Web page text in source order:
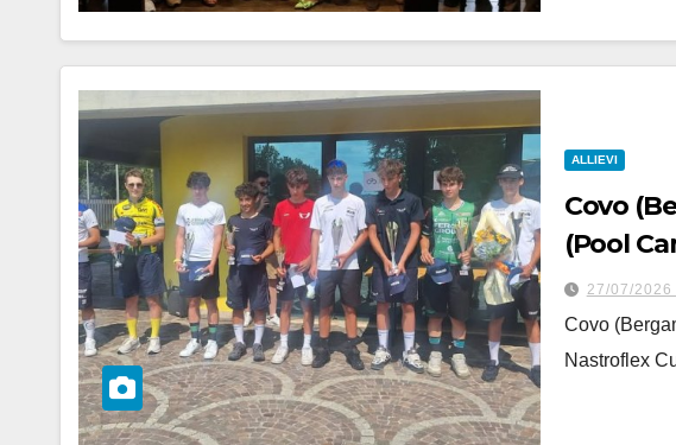
ALLIEVI
Covo
(Pool
l’11°
gara
27/07/2026
Covo
Nastroflex